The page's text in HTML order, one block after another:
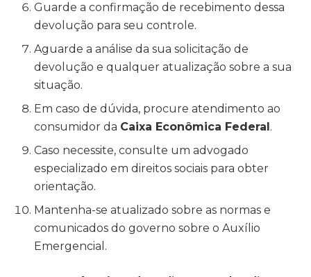
Guarde a confirmação de recebimento dessa
devolução para seu controle.
Aguarde a análise da sua solicitação de
devolução e qualquer atualização sobre a sua
situação.
Em caso de dúvida, procure atendimento ao
consumidor da Caixa Econômica Federal.
Caso necessite, consulte um advogado
especializado em direitos sociais para obter
orientação.
Mantenha-se atualizado sobre as normas e
comunicados do governo sobre o Auxílio
Emergencial.